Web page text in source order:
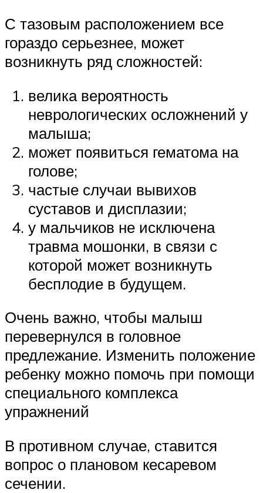
С тазовым расположением все
гораздо серьезнее, может
возникнуть ряд сложностей:
велика вероятность
неврологических осложнений у
малыша;
может появиться гематома на
голове;
частые случаи вывихов
суставов и дисплазии;
у мальчиков не исключена
травма мошонки, в связи с
которой может возникнуть
бесплодие в будущем.
Очень важно, чтобы малыш
перевернулся в головное
предлежание. Изменить положение
ребенку можно помочь при помощи
специального комплекса
упражнений
В противном случае, ставится
вопрос о плановом кесаревом
сечении.